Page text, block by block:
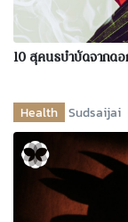
10 สุคนธบำบัดจากด
Health Sudsaijai